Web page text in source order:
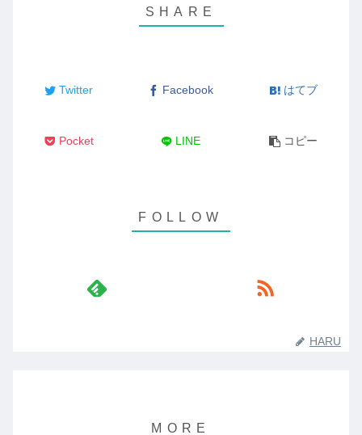
Twitter Facebook はてブ
Pocket LINE コピー
HARU